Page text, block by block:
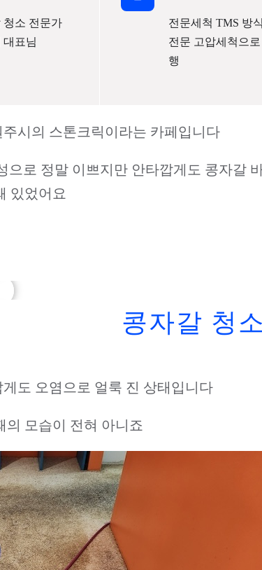
청소 전문가
대표님
전문세척 TMS 방
전문 고압세척으
행
시의 스톤크릭이라는 카페입니다
으로 정말 이쁘지만 안타깝게도 콩자갈
있었어요
도 오염으로 얼룩 진 상태입니다
의 모습이 전혀 아니죠